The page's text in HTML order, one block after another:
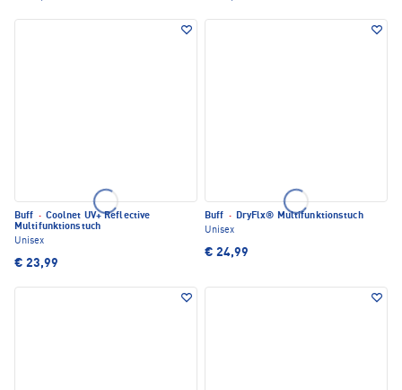
Buff · Coolnet UV+ Reflective
Multifunktionstuch
Unisex
€ 23,99
Buff · DryFlx® Multifunktionstuch
Unisex
€ 24,99